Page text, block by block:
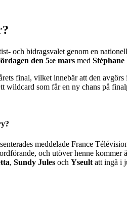
och bidragsvalet genom en
den 5:e mars med Stéphane
final, vilket innebär att den
wildcard som får en ny chans på
meddelade France
och utöver henne kommer
, Sundy Jules och Yseult att ingå i